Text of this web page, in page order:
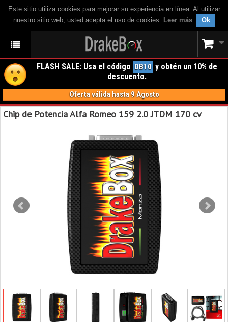
Este sitio utiliza cookies para mejorar su experiencia en línea. Al utilizar
nuestro sitio web, usted acepta el uso de cookies. Leer más. Ok
FLASH SALE: Usa el código DB10 y obtén un 10% de
descuento.
Oferta válida hasta 9 Agosto
Chip de Potencia Alfa Romeo 159 2.0 JTDM 170 cv